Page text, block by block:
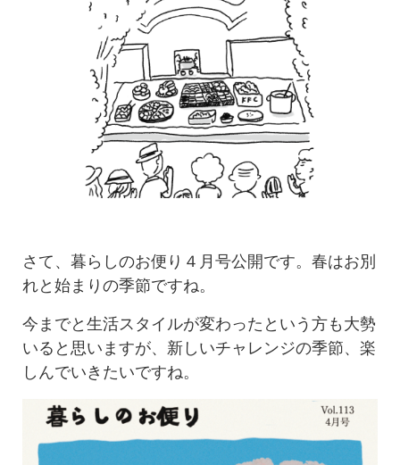
さて、暮らしのお便り４月号公開です。春はお別
れと始まりの季節ですね。
今までと生活スタイルが変わったという方も大勢
いると思いますが、新しいチャレンジの季節、楽
しんでいきたいですね。